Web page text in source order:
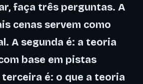
faça três perguntas. A
cenas servem como
A segunda é: a teoria
base em pistas
é: o que a teoria